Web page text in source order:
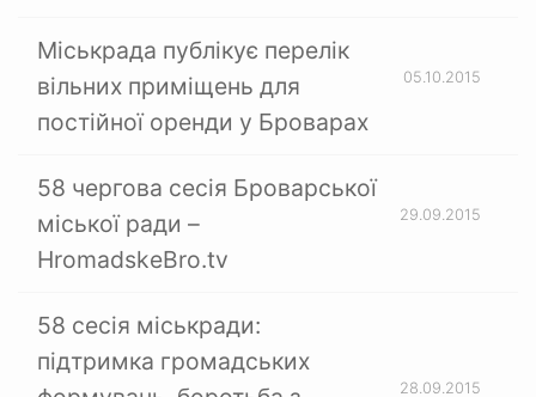
Міськрада публікує перелік
вільних приміщень для
постійної оренди у Броварах
05.10.2015
58 чергова сесія Броварської
міської ради –
HromadskeBro.tv
29.09.2015
58 сесія міськради:
підтримка громадських
28.09.2015